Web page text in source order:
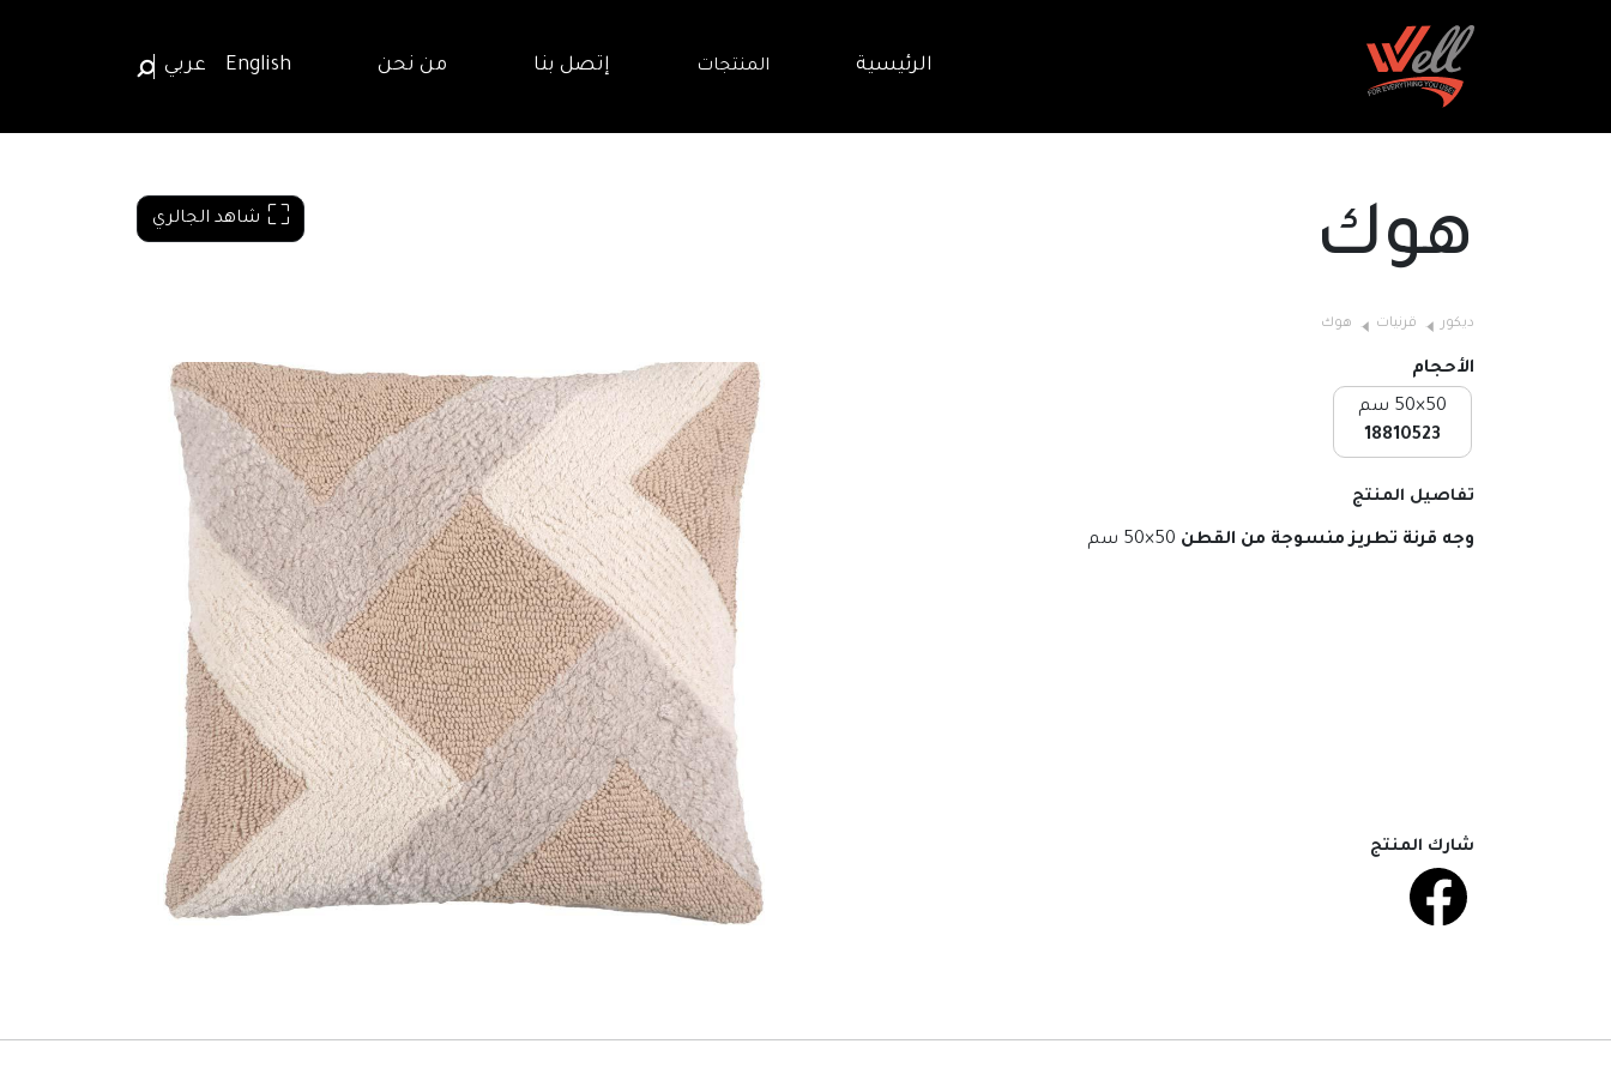
الرئيسية المنتجات إتصل بنا من نحن English عربي
هوك
ديكور قرنيات هوك
الأحجام
50×50 سم
18810523
تفاصيل المنتج
وجه قرنة تطريز منسوجة من القطن 50×50 سم
شارك المنتج
شاهد الجالري